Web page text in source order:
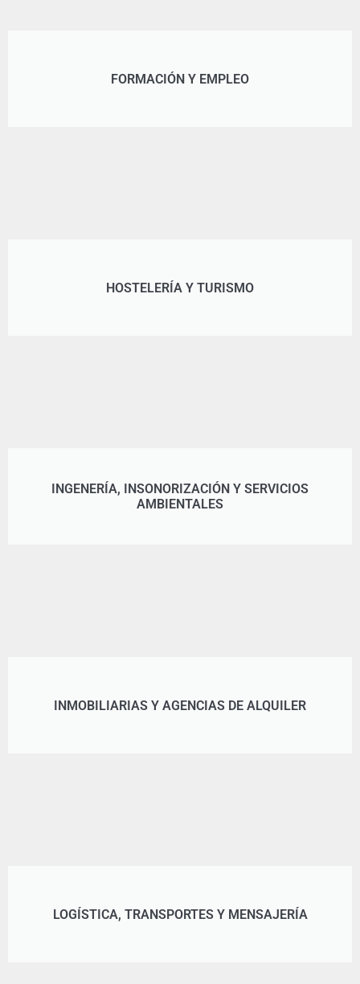
FORMACIÓN Y EMPLEO
HOSTELERÍA Y TURISMO
INGENERÍA, INSONORIZACIÓN Y SERVICIOS
AMBIENTALES
INMOBILIARIAS Y AGENCIAS DE ALQUILER
LOGÍSTICA, TRANSPORTES Y MENSAJERÍA